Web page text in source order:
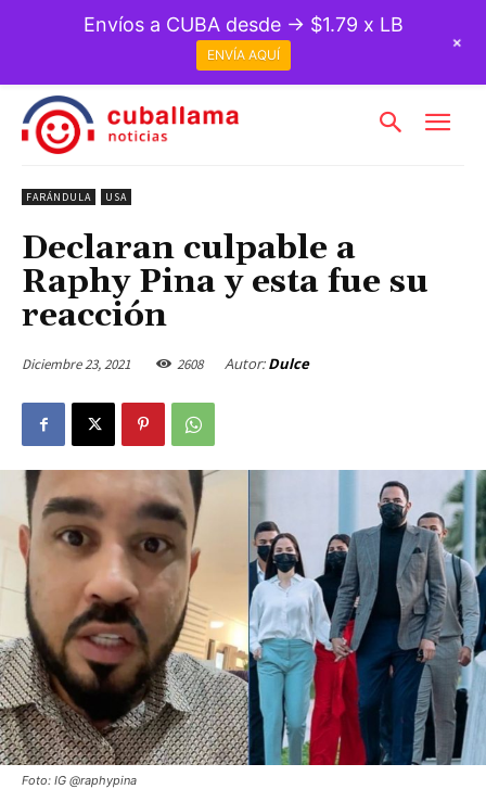
FARÁNDULA USA
Declaran culpable a
Raphy Pina y esta fue su
reacción
Diciembre 23, 2021 2608 Autor: Dulce
Foto: IG @raphypina
Envíos a CUBA desde → $1.79 x LB
ENVÍA AQUÍ
+